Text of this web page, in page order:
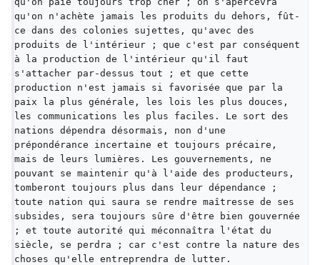
qu'on n'achète jamais les produits du dehors, fût-
ce dans des colonies sujettes, qu'avec des
produits de l'intérieur ; que c'est par conséquent
à la production de l'intérieur qu'il faut
s'attacher par-dessus tout ; et que cette
production n'est jamais si favorisée que par la
paix la plus générale, les lois les plus douces,
les communications les plus faciles. Le sort des
nations dépendra désormais, non d'une
prépondérance incertaine et toujours précaire,
mais de leurs lumières. Les gouvernements, ne
pouvant se maintenir qu'à l'aide des producteurs,
tomberont toujours plus dans leur dépendance ;
toute nation qui saura se rendre maîtresse de ses
subsides, sera toujours sûre d'être bien gouvernée
; et toute autorité qui méconnaîtra l'état du
siècle, se perdra ; car c'est contre la nature des
choses qu'elle entreprendra de lutter.